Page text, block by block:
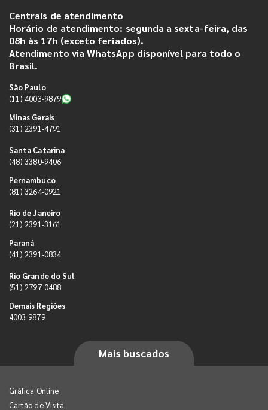
Centrais de atendimento
Horário de atendimento: segunda a sexta-feira, das
08h às 17h (exceto feriados).
Atendimento via WhatsApp disponível para todo o
Brasil.
São Paulo
(11) 4003-9879
Minas Gerais
(31) 2391-4791
Santa Catarina
(48) 3380-9406
Pernambuco
(81) 3264-0921
Rio de Janeiro
(21) 2391-3161
Paraná
(41) 2391-0834
Rio Grande do Sul
(51) 2797-0488
Demais Regiões
4003-9879
Mais buscados
Gráfica Online
Cartão de Visita